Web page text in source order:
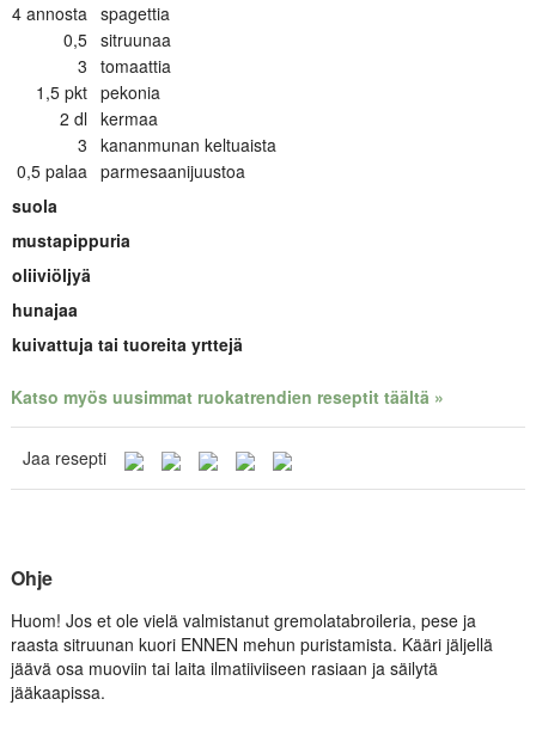
4 annosta spagettia
0,5 sitruunaa
3 tomaattia
1,5 pkt pekonia
2 dl kermaa
3 kananmunan keltuaista
0,5 palaa parmesaanijuustoa
suola
mustapippuria
oliiviöljyä
hunajaa
kuivattuja tai tuoreita yrttejä
Katso myös uusimmat ruokatrendien reseptit täältä »
Jaa resepti
Ohje
Huom! Jos et ole vielä valmistanut gremolatabroileria, pese ja
raasta sitruunan kuori ENNEN mehun puristamista. Kääri jäljellä
jäävä osa muoviin tai laita ilmatiiviiseen rasiaan ja säilytä
jääkaapissa.